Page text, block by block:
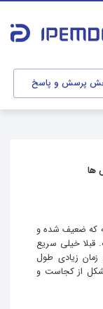
پرسش و پاسخ
ها
که ضعیف شده و
قبلا خیلی سریع
زمان زیادی طول
از کجاست و